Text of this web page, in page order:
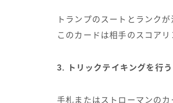
トランプのスートとランク
このカードは相手のスコア
3. トリックテイキングを行う
手札またはストローマンの